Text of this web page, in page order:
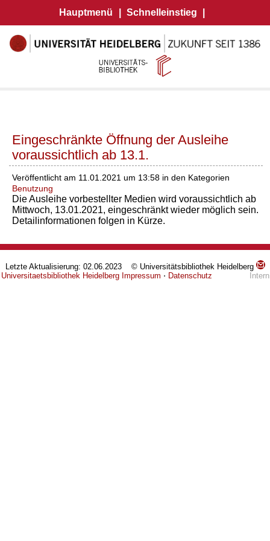
Hauptmenü Schnelleinstieg
Eingeschränkte Öffnung der Ausleihe
voraussichtlich ab 13.1.
Veröffentlicht am 11.01.2021 um 13:58 in den Kategorien
Benutzung
Die Ausleihe vorbestellter Medien wird voraussichtlich ab
Mittwoch, 13.01.2021, eingeschränkt wieder möglich sein.
Detailinformationen folgen in Kürze.
Letzte Aktualisierung: 02.06.2023 © Universitätsbibliothek Heidelberg
Universitaetsbibliothek Heidelberg Impressum ⋅ Datenschutz Intern